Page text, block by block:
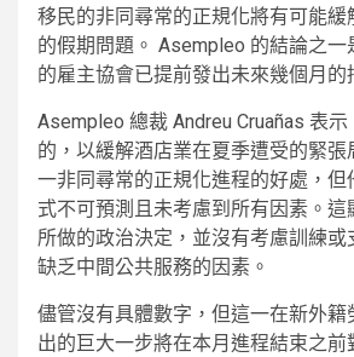
移民的非同尋常的正規化將有可能緩
的假期問題。 Asempleo 的結論之
的雇主協會已提前發出未來幾個月的
Asempleo 總裁 Andreu Cruañas 表
的，以緩解酒店業在夏季遭受的緊
一非同尋常的正規化進程的好處，但
式不可預測且未考慮到所有因素。這
所做的政治決定，並沒有考慮訓練或
缺乏中間公共服務的因素。
儘管沒有具體數字，但這一在新外籍
出的巨大一步將在本月進程結束之前